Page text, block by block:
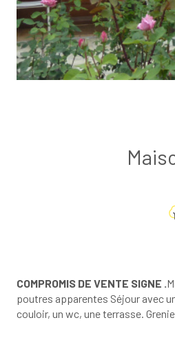
COMPROMIS DE VENTE SIGNE .
poutres apparentes Séjour avec
couloir, un wc, une terrasse.